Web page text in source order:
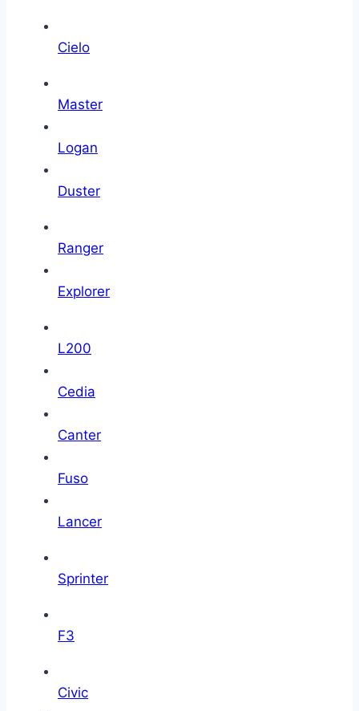
Cielo
Master
Logan
Duster
Ranger
Explorer
L200
Cedia
Canter
Fuso
Lancer
Sprinter
F3
Civic